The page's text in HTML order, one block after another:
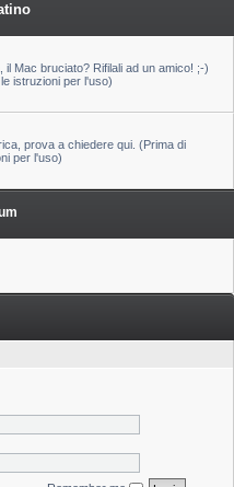
il Mac bruciato? Rifilali ad un amico! ;-)
istruzioni per l'uso)
prova a chiedere qui. (Prima di
per l'uso)